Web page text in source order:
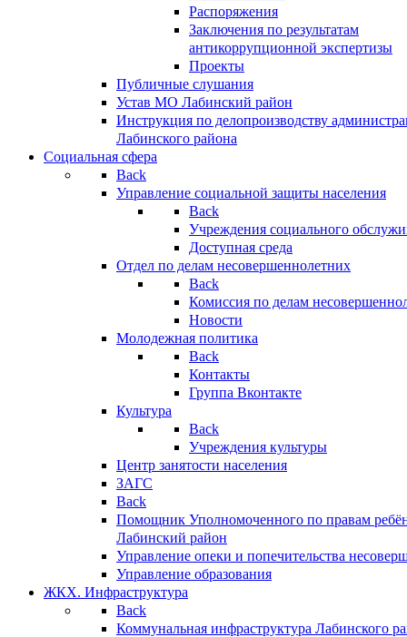
Распоряжения
Заключения по результатам
антикоррупционной экспертизы
Проекты
Публичные слушания
Устав МО Лабинский район
Инструкция по делопроизводству
Лабинского района
Социальная сфера
Back
Управление социальной защиты населения
Back
Учреждения социального
Доступная среда
Отдел по делам несовершеннолетних
Back
Комиссия по делам
Новости
Молодежная политика
Back
Контакты
Группа Вконтакте
Культура
Back
Учреждения культуры
Центр занятости населения
ЗАГС
Back
Помощник Уполномоченного по правам
Лабинский район
Управление опеки и попечительства
Управление образования
ЖКХ. Инфраструктура
Back
Коммунальная инфраструктура Лабинского